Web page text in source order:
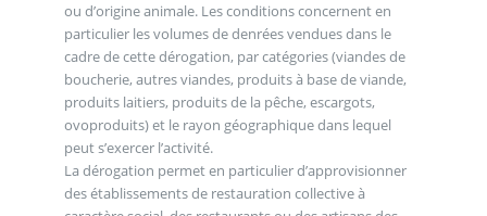
ou d’origine animale. Les conditions concernent en
particulier les volumes de denrées vendues dans le
cadre de cette dérogation, par catégories (viandes de
boucherie, autres viandes, produits à base de viande,
produits laitiers, produits de la pêche, escargots,
ovoproduits) et le rayon géographique dans lequel
peut s’exercer l’activité.
La dérogation permet en particulier d’approvisionner
des établissements de restauration collective à